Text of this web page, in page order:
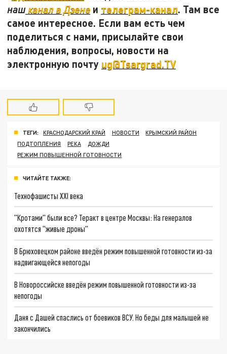
наш канал в Дзене и телеграм-канал. Там все
самое интересное. Если вам есть чем
поделиться с нами, присылайте свои
наблюдения, вопросы, новости на
электронную почту ug@Tsargrad.TV
ТЕГИ: КРАСНОДАРСКИЙ КРАЙ НОВОСТИ
КРЫМСКИЙ РАЙОН
ПОДТОПЛЕНИЯ
РЕКА
ДОЖДИ
РЕЖИМ ПОВЫШЕННОЙ ГОТОВНОСТИ
ЧИТАЙТЕ ТАКЖЕ:
Технофашисты XXI века
"Кротами" были все? Теракт в центре Москвы: На генералов
охотятся "живые дроны"
В Брюховецком районе введён режим повышенной готовности из-за
надвигающейся непогоды
В Новороссийске введён режим повышенной готовности из-за
непогоды
Даня с Дашей спаслись от боевиков ВСУ. Но беды для малышей не
закончились